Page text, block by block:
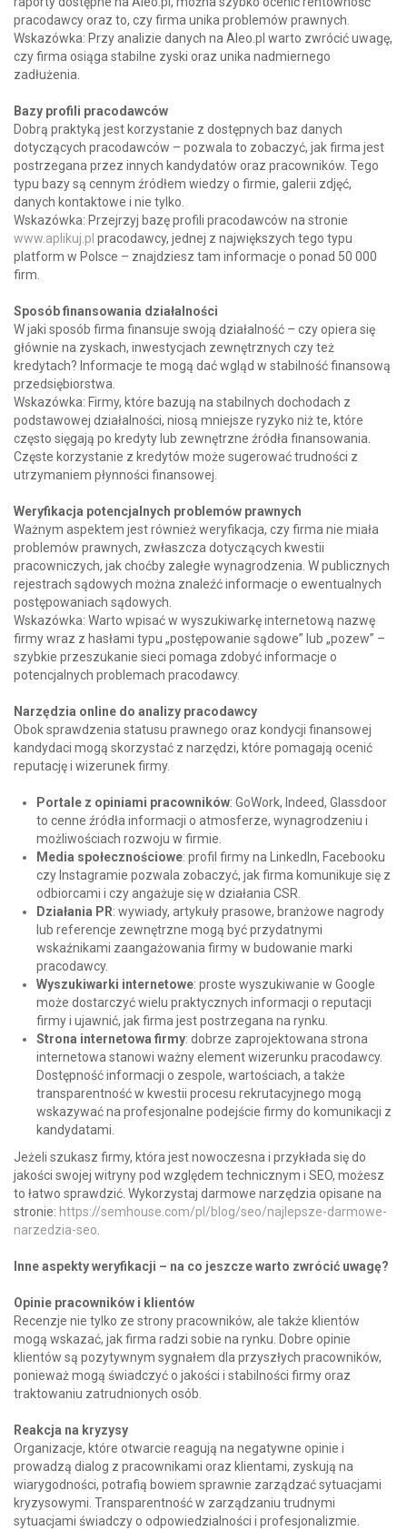
pracodawcy oraz to, czy firma unika problemów prawnych.
Wskazówka: Przy analizie danych na Aleo.pl warto zwrócić uwagę,
czy firma osiąga stabilne zyski oraz unika nadmiernego
zadłużenia.
Bazy profili pracodawców
Dobrą praktyką jest korzystanie z dostępnych baz danych
dotyczących pracodawców – pozwala to zobaczyć, jak firma jest
postrzegana przez innych kandydatów oraz pracowników. Tego
typu bazy są cennym źródłem wiedzy o firmie, galerii zdjęć,
danych kontaktowe i nie tylko.
Wskazówka: Przejrzyj bazę profili pracodawców na stronie
www.aplikuj.pl pracodawcy, jednej z największych tego typu
platform w Polsce – znajdziesz tam informacje o ponad 50 000
firm.
Sposób finansowania działalności
W jaki sposób firma finansuje swoją działalność – czy opiera się
głównie na zyskach, inwestycjach zewnętrznych czy też
kredytach? Informacje te mogą dać wgląd w stabilność finansową
przedsiębiorstwa.
Wskazówka: Firmy, które bazują na stabilnych dochodach z
podstawowej działalności, niosą mniejsze ryzyko niż te, które
często sięgają po kredyty lub zewnętrzne źródła finansowania.
Częste korzystanie z kredytów może sugerować trudności z
utrzymaniem płynności finansowej.
Weryfikacja potencjalnych problemów prawnych
Ważnym aspektem jest również weryfikacja, czy firma nie miała
problemów prawnych, zwłaszcza dotyczących kwestii
pracowniczych, jak choćby zaległe wynagrodzenia. W publicznych
rejestrach sądowych można znaleźć informacje o ewentualnych
postępowaniach sądowych.
Wskazówka: Warto wpisać w wyszukiwarkę internetową nazwę
firmy wraz z hasłami typu „postępowanie sądowe” lub „pozew” –
szybkie przeszukanie sieci pomaga zdobyć informacje o
potencjalnych problemach pracodawcy.
Narzędzia online do analizy pracodawcy
Obok sprawdzenia statusu prawnego oraz kondycji finansowej
kandydaci mogą skorzystać z narzędzi, które pomagają ocenić
reputację i wizerunek firmy.
Portale z opiniami pracowników: GoWork, Indeed, Glassdoor
to cenne źródła informacji o atmosferze, wynagrodzeniu i
możliwościach rozwoju w firmie.
Media społecznościowe: profil firmy na LinkedIn, Facebooku
czy Instagramie pozwala zobaczyć, jak firma komunikuje się z
odbiorcami i czy angażuje się w działania CSR.
Działania PR: wywiady, artykuły prasowe, branżowe nagrody
lub referencje zewnętrzne mogą być przydatnymi
wskaźnikami zaangażowania firmy w budowanie marki
pracodawcy.
Wyszukiwarki internetowe: proste wyszukiwanie w Google
może dostarczyć wielu praktycznych informacji o reputacji
firmy i ujawnić, jak firma jest postrzegana na rynku.
Strona internetowa firmy: dobrze zaprojektowana strona
internetowa stanowi ważny element wizerunku pracodawcy.
Dostępność informacji o zespole, wartościach, a także
transparentność w kwestii procesu rekrutacyjnego mogą
wskazywać na profesjonalne podejście firmy do komunikacji z
kandydatami.
Jeżeli szukasz firmy, która jest nowoczesna i przykłada się do
jakości swojej witryny pod względem technicznym i SEO, możesz
to łatwo sprawdzić. Wykorzystaj darmowe narzędzia opisane na
stronie: https://semhouse.com/pl/blog/seo/najlepsze-darmowe-
narzedzia-seo
Inne aspekty weryfikacji – na co jeszcze warto zwrócić uwagę?
Opinie pracowników i klientów
Recenzje nie tylko ze strony pracowników, ale także klientów
mogą wskazać, jak firma radzi sobie na rynku. Dobre opinie
klientów są pozytywnym sygnałem dla przyszłych pracowników,
ponieważ mogą świadczyć o jakości i stabilności firmy oraz
traktowaniu zatrudnionych osób.
Reakcja na kryzysy
Organizacje, które otwarcie reagują na negatywne opinie i
prowadzą dialog z pracownikami oraz klientami, zyskują na
wiarygodności, potrafią bowiem sprawnie zarządzać sytuacjami
kryzysowymi. Transparentność w zarządzaniu trudnymi
sytuacjami świadczy o odpowiedzialności i profesjonalizmie.